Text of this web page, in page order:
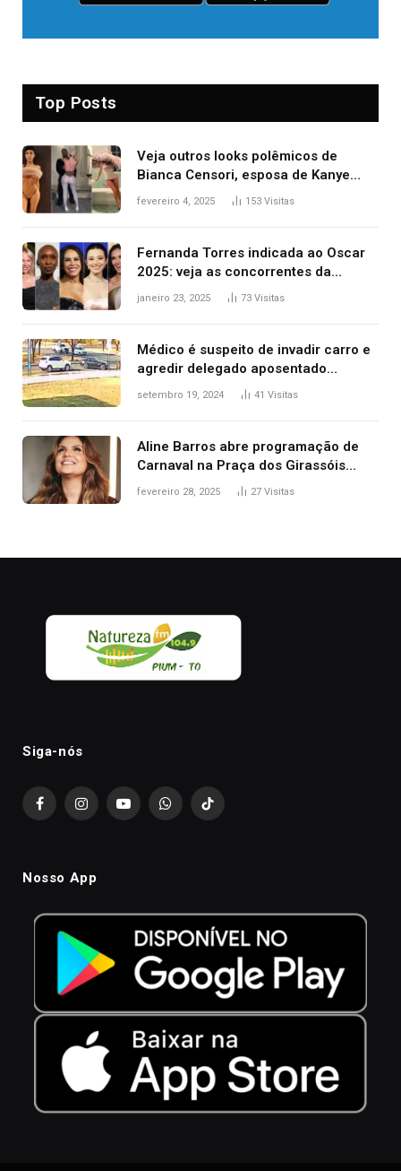
Top Posts
Veja outros looks polêmicos de
Bianca Censori, esposa de Kanye
West que apareceu nua no Grammy
fevereiro 4, 2025 153 Visitas
Fernanda Torres indicada ao Oscar
2025: veja as concorrentes da
brasileira a melhor atriz
janeiro 23, 2025 73 Visitas
Médico é suspeito de invadir carro e
agredir delegado aposentado
durante confusão no trânsito
setembro 19, 2024 41 Visitas
Aline Barros abre programação de
Carnaval na Praça dos Girassóis
nesta sexta-feira, em Palmas
fevereiro 28, 2025 27 Visitas
Siga-nós
FacebookInstagramYouTubeWhatsAppTikTok
Nosso App